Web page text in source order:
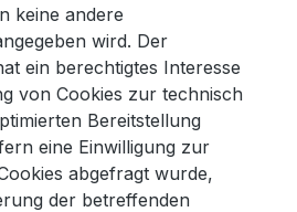
keine andere
wird. Der
ein berechtigtes Interesse
von Cookies zur technisch
Bereitstellung
eine Einwilligung zur
abgefragt wurde,
der betreffenden